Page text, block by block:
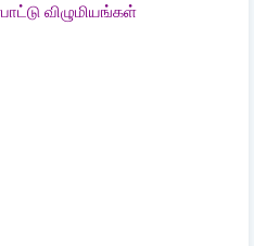
விழுமியங்கள்